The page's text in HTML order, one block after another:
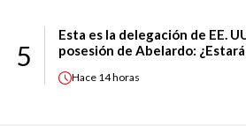
5
Esta es la delegación de EE.
posesión de Abelardo:
Hace 14 horas